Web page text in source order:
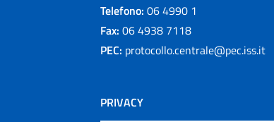
Telefono: 06 4990 1
Fax: 06 4938 7118
PEC: protocollo.centrale@pec.iss.it
PRIVACY